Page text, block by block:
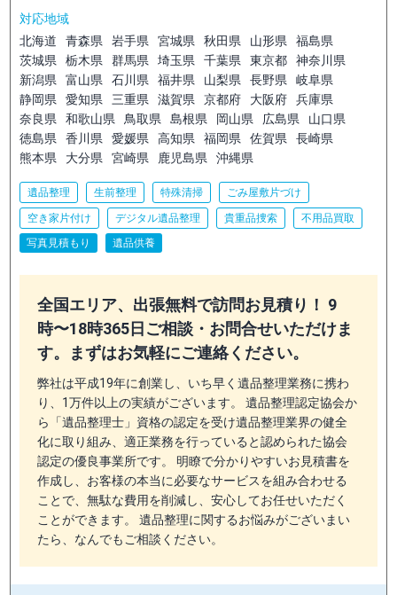
対応地域
北海道
青森県 岩手県 宮城県 秋田県 山形県
福島県
茨城県
栃木県 群馬県 埼玉県 千葉県 東京都
神奈川県
新潟県
富山県 石川県 福井県 山梨県 長野県
岐阜県
静岡県
愛知県 三重県 滋賀県 京都府 大阪府
兵庫県
奈良県
和歌山県 鳥取県 島根県 岡山県 広島県
山口県
徳島県
香川県 愛媛県 高知県 福岡県 佐賀県
長崎県
熊本県
大分県 宮崎県 鹿児島県 沖縄県
遺品整理 生前整理 特殊清掃 ごみ屋敷片づけ
空き家片付け デジタル遺品整理 貴重品捜索
不用品買取
写真見積もり
遺品供養
全国エリア、出張無料で訪問お見積り！ 9
時〜18時365日ご相談・お問合せいただけま
す。まずはお気軽にご連絡ください。
弊社は平成19年に創業し、いち早く遺品整理業務に携わ
り、1万件以上の実績がございます。 遺品整理認定協会か
ら「遺品整理士」資格の認定を受け遺品整理業界の健全
化に取り組み、適正業務を行っていると認められた協会
認定の優良事業所です。 明瞭で分かりやすいお見積書を
作成し、お客様の本当に必要なサービスを組み合わせる
ことで、無駄な費用を削減し、安心してお任せいただく
ことができます。 遺品整理に関するお悩みがございまい
たら、なんでもご相談ください。